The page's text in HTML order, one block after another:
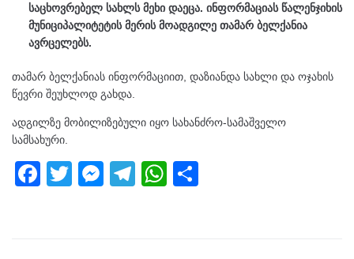
საცხოვრებელ სახლს მეხი დაეცა. ინფორმაციას წალენჯიხის
მუნიციპალიტეტის მერის მოადგილე თამარ ბელქანია
ავრცელებს.
თამარ ბელქანიას ინფორმაციით, დაზიანდა სახლი და ოჯახის
წევრი შეუხლოდ გახდა.
ადგილზე მობილიზებული იყო სახანძრო-სამაშველო
სამსახური.
F
T
M
T
W